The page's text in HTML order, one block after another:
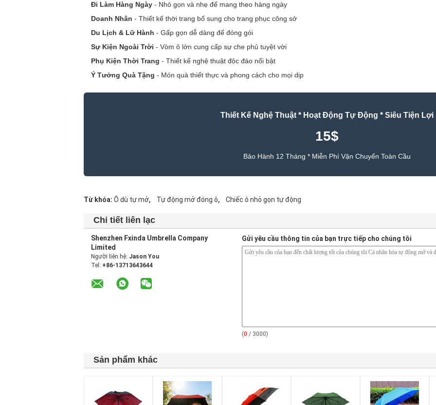
Đi Làm Hàng Ngày - Nhỏ gọn và nhẹ để mang theo hàng ngày
Doanh Nhân - Thiết kế thời trang bổ sung cho trang phục công sở
Du Lịch & Lữ Hành - Gấp gọn dễ dàng để đóng gói
Sự Kiện Ngoài Trời - Vòm ô lớn cung cấp sự che phủ tuyệt vời
Phụ Kiện Thời Trang - Thiết kế nghệ thuật độc đáo nổi bật
Ý Tưởng Quà Tặng - Món quà thiết thực và phong cách cho mọi dịp
Thiết Kế Nghệ Thuật * Hoạt Động Tự Động * Siêu Tiện Lợi
15$
Bảo Hành 12 Tháng * Miễn Phí Vận Chuyển Toàn Cầu
Từ khóa: Ô dù tự mở, Tự động mở đóng ô, Chiếc ô nhỏ gọn tự động
Chi tiết liên lạc
Shenzhen Fxinda Umbrella Company
Limited
Người liên hệ: Jason You
Tel: +86-13713643644
Gửi yêu cầu thông tin của bạn trực tiếp cho chúng tôi
(0 / 3000)
Sản phẩm khác